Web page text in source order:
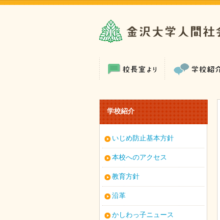
学校紹介
いじめ防止基本方針
本校へのアクセス
教育方針
沿革
かしわっ子ニュース